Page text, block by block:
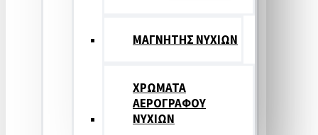
ΜΑΓΝΗΤΗΣ ΝΥΧΙΩΝ
ΧΡΩΜΑΤΑ
ΑΕΡΟΓΡΑΦΟΥ
ΝΥΧΙΩΝ